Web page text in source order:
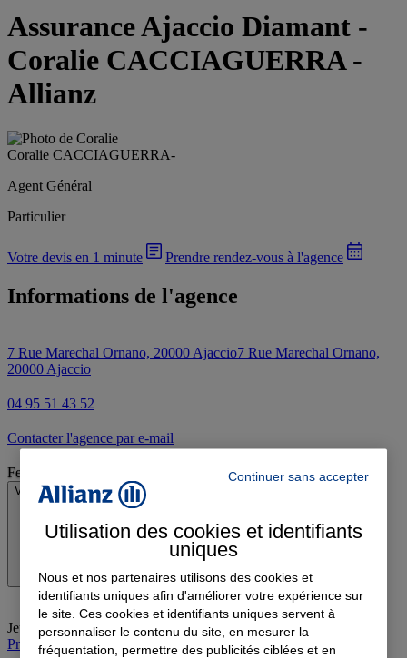
Assurance Ajaccio Diamant -
Coralie CACCIAGUERRA -
Allianz
Coralie CACCIAGUERRA-
Agent Général
Particulier
Votre devis en 1 minute Prendre rendez-vous à l'agence
Informations de l'agence
7 Rue Marechal Ornano, 20000 Ajaccio7 Rue Marechal Ornano,
20000 Ajaccio
04 95 51 43 52
Contacter l'agence par e-mail
Fermé
Voir les horaires
Jeudi : 09:00-17:00
Prendre rendez-vous à l'agence
Continuer sans accepter
Utilisation des cookies et identifiants
uniques
Nous et nos partenaires utilisons des cookies et
identifiants uniques afin d'améliorer votre expérience sur
le site. Ces cookies et identifiants uniques servent à
personnaliser le contenu du site, en mesurer la
fréquentation, permettre des publicités ciblées et en